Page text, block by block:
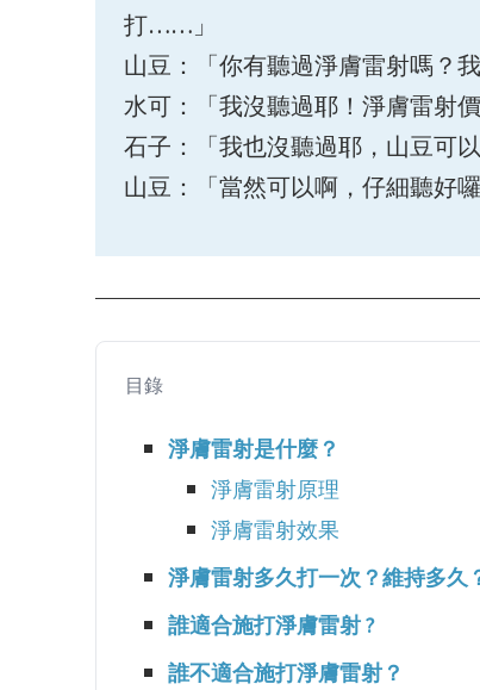
打……」
山豆：「你有聽過淨膚雷射嗎？
水可：「我沒聽過耶！淨膚雷射
石子：「我也沒聽過耶，山豆可
山豆：「當然可以啊，仔細聽好囉
目錄
淨膚雷射是什麼？
淨膚雷射原理
淨膚雷射效果
淨膚雷射多久打一次？維持多久
誰適合施打淨膚雷射 ?
誰不適合施打淨膚雷射？